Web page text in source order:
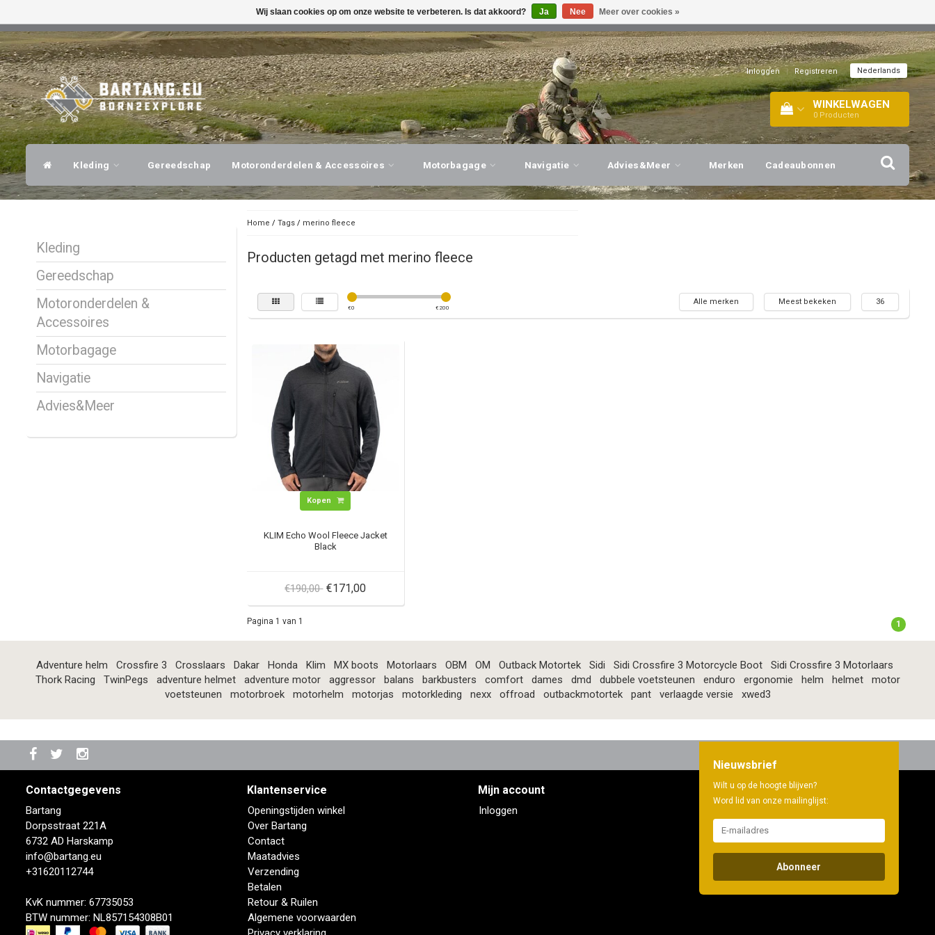
DESKUNDIG ADVIES, PERSOONLIJKE SERVICE! BEZOEK ONZE WINKEL!
Inloggen | Registreren Nederlands
WINKELWAGEN
0 Producten
Kleding Gereedschap Motoronderdelen & Accessoires Motorbagage Navigatie Advies&Meer Merken Cadeaubonnen
Kleding
Gereedschap
Motoronderdelen &
Accessoires
Motorbagage
Navigatie
Advies&Meer
Home / Tags/ merino fleece
Producten getagd met merino fleece
€0 € 200
Alle merken Meest bekeken 36
Kopen
KLIM Echo Wool Fleece Jacket
Black
€190,00 €171,00
Pagina 1 van 1 1
Adventure helm Crossfire 3 Crosslaars Dakar Honda Klim MX boots Motorlaars OBM OM Outback Motortek Sidi Sidi Crossfire 3 Motorcycle Boot
Sidi Crossfire 3 Motorlaars
Thork Racing
TwinPegs adventure helmet adventure motor aggressor balans barkbusters comfort dames dmd dubbele voetsteunen enduro ergonomie helm helmet
motor
voetsteunen
motorbroek motorhelm motorjas motorkleding nexx offroad outbackmotortek pant verlaagde versie xwed3
Contactgegevens
Bartang
Dorpsstraat 221A
6732 AD Harskamp
info@bartang.eu
+31620112744
KvK nummer: 67735053
BTW nummer: NL857154308B01
Klantenservice
Openingstijden winkel
Over Bartang
Contact
Maatadvies
Verzending
Betalen
Retour & Ruilen
Algemene voorwaarden
Mijn account
Inloggen
Nieuwsbrief
Wilt u op de hoogte blijven?
Word lid van onze mailinglijst:
Abonneer
Wij slaan cookies op om onze website te verbeteren. Is dat akkoord? Ja Nee Meer over cookies »